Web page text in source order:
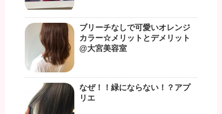
ブリーチなしで可愛いオレンジ
カラー☆メリットとデメリット
@大宮美容室
なぜ！！緑にならない！？アプ
リエ